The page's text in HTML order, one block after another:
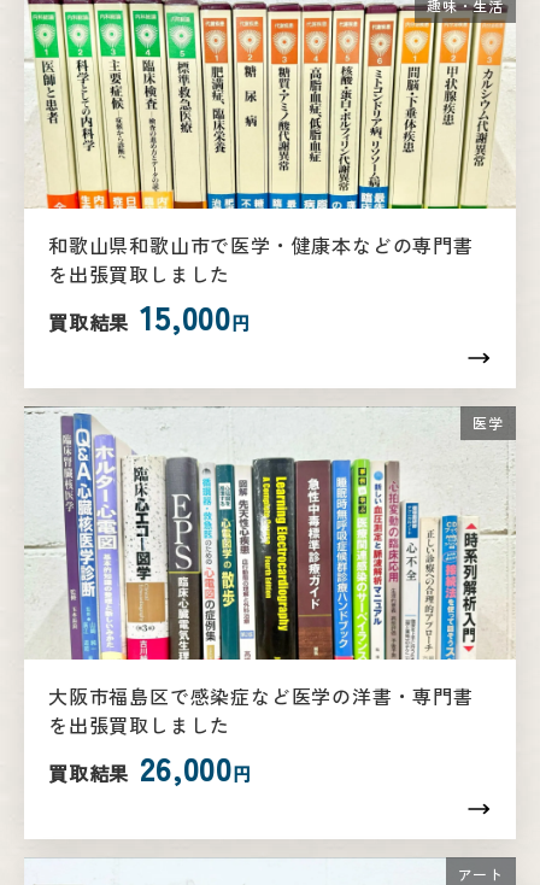
趣味・生活
和歌山県和歌山市で医学・健康本などの専門書
を出張買取しました
買取結果 15,000円
医学
大阪市福島区で感染症など医学の洋書・専門書
を出張買取しました
買取結果 26,000円
アート